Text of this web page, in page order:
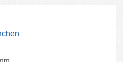
in
hier: